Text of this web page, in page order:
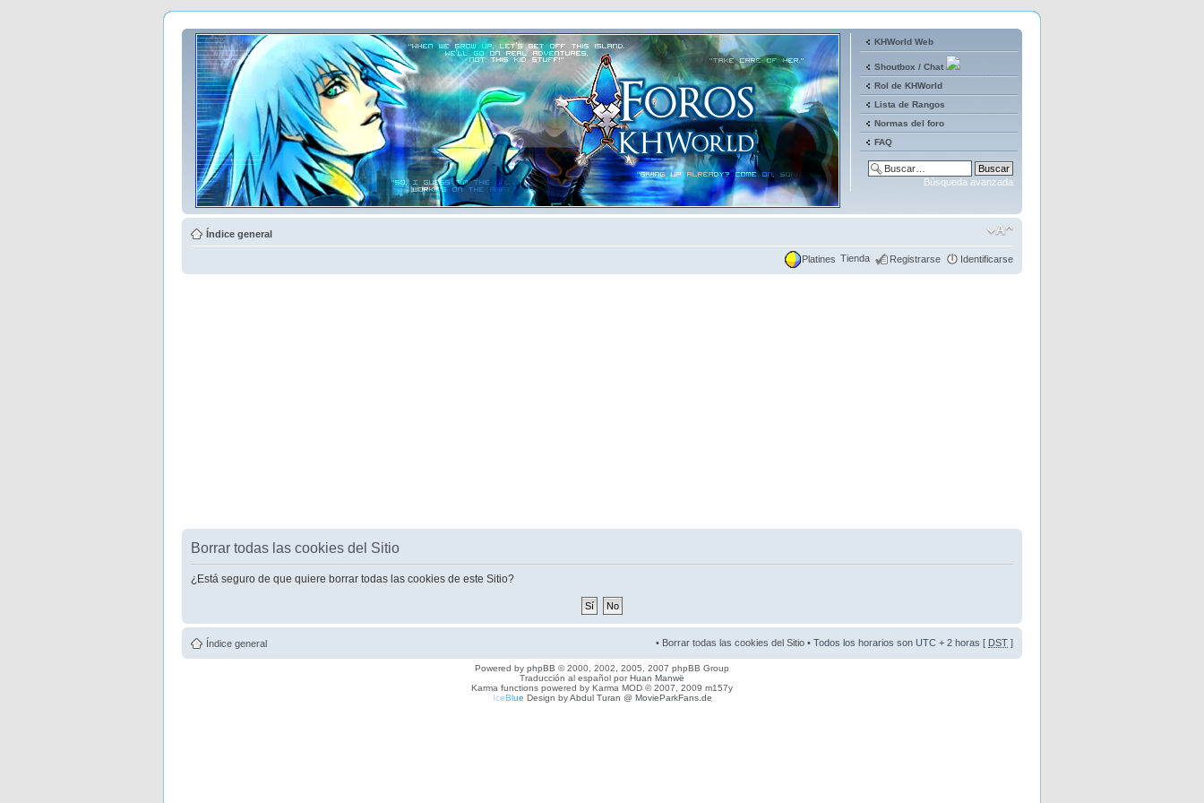
KHWorld Web
Shoutbox / Chat
Rol de KHWorld
Lista de Rangos
Normas del foro
FAQ
Búsqueda avanzada
Índice general
Platines Tienda Registrarse Identificarse
Borrar todas las cookies del Sitio
¿Está seguro de que quiere borrar todas las cookies de este Sitio?
Índice general • Borrar todas las cookies del Sitio • Todos los horarios son UTC + 2 horas [ DST ]
Powered by phpBB © 2000, 2002, 2005, 2007 phpBB Group
Traducción al español porHuan Manwë
Karma functions powered by Karma MOD © 2007, 2009 m157y
IceBlue Design byAbdul Turan @ MovieParkFans.de